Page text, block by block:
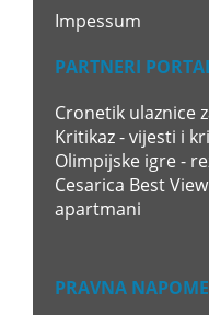
Impessum
PARTNERI
Cronetik ulaznice
Kritikaz - vijesti i
Olimpijske igre -
Cesarica Best
apartmani
PRAVNA